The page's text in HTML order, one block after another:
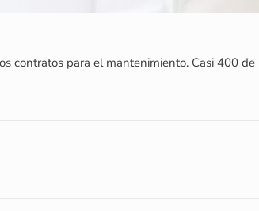
contratos para el mantenimiento. Casi 400